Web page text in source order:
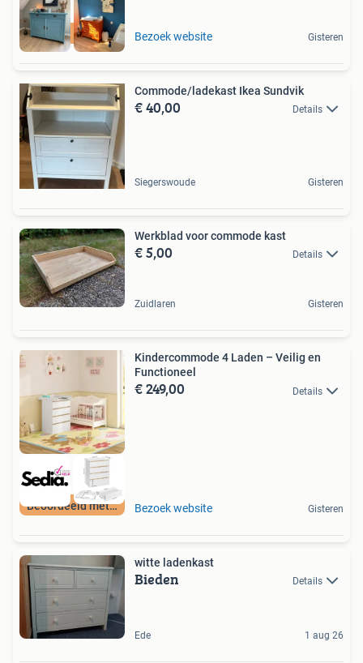
Uniek en duurzaam! Bezoek website Gisteren
Commode/ladekast Ikea Sundvik
€ 40,00 Details
Siegerswoude Gisteren
Werkblad voor commode kast
€ 5,00 Details
Zuidlaren Gisteren
Beoordeeld met 9+
Kindercommode 4 Laden – Veilig en
Functioneel
€ 249,00 Details
Bezoek website Gisteren
witte ladenkast
Bieden Details
Ede 1 aug 26